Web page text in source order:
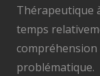
Thérapeutique
temps
compréhension
problématique.